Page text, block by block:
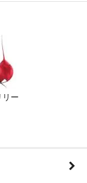
リー